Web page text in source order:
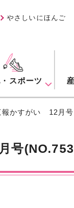
やさしいにほんご
スポーツ
報かすがい 12月
号